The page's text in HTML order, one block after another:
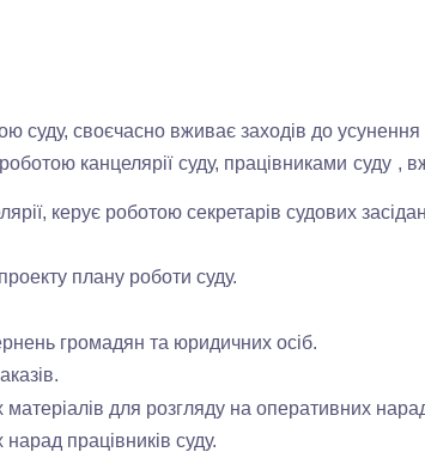
суду, своєчасно вживає заходів до усунення
канцелярії суду, працівниками суду ,
керує роботою секретарів судових
плану роботи суду.
громадян та юридичних осіб.
для розгляду на оперативних
працівників суду.